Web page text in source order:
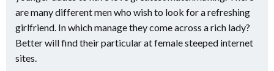
are many different men who wish to look for a refreshing
girlfriend. In which manage they come across a rich lady?
Better will find their particular at female steeped internet
sites.